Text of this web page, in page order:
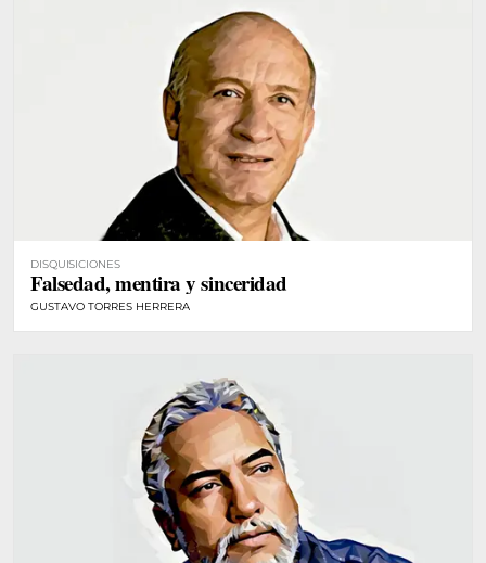
DISQUISICIONES
Falsedad, mentira y sinceridad
GUSTAVO TORRES HERRERA